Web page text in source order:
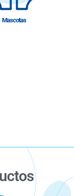
Mascotas